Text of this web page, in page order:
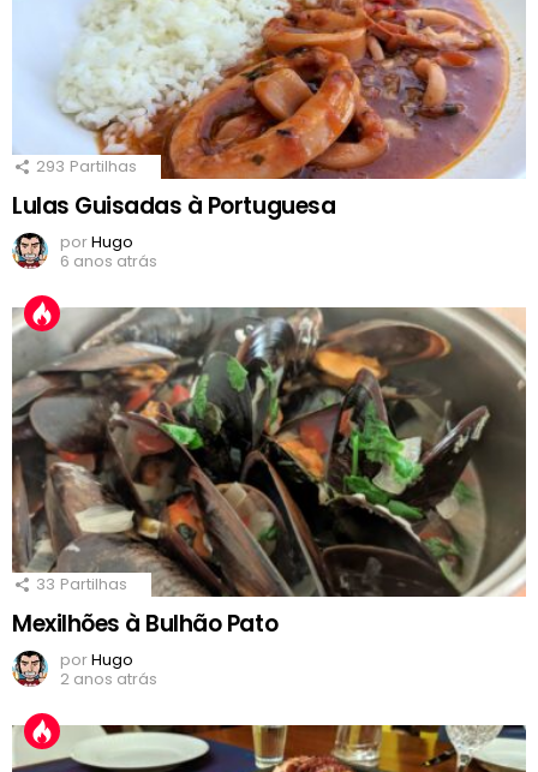
293 Partilhas
Lulas Guisadas à Portuguesa
porHugo
6 anos atrás
33 Partilhas
Mexilhões à Bulhão Pato
porHugo
2 anos atrás